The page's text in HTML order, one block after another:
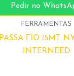
Pedir no
FERRAMENTAS
PASSA FIO 15MT
INTERNEED